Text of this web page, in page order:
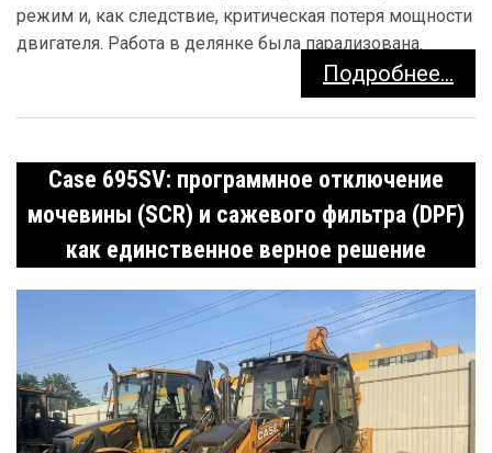
режим и, как следствие, критическая потеря мощности
двигателя. Работа в делянке была парализована.
Подробнее...
Case 695SV: программное отключение
мочевины (SCR) и сажевого фильтра (DPF)
как единственное верное решение